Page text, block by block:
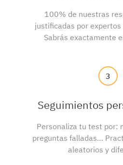
100% de nuestras
justificadas por
Sabrás exactamente
3
Seguimientos
Personaliza tu test por:
preguntas falladas…
aleatorios y